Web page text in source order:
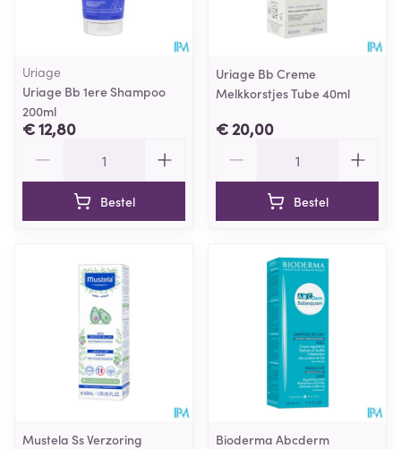
Uriage
Uriage Bb 1ere Shampoo
200ml
€ 12,80
Bestel
Uriage Bb Creme
Melkkorstjes Tube 40ml
€ 20,00
Bestel
Mustela Ss Verzoring
Bioderma Abcderm